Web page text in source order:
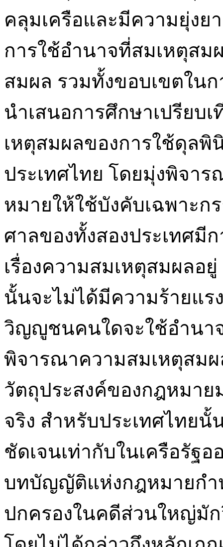
คลุมเครือและมีความยุ่งย
การใช้อำนาจที่สมเหตุสม
สมผล รวมทั้งขอบเขตใน
นำเสนอการศึกษาเปรียบ
เหตุสมผลของการใช้ดุลพิ
ประเทศไทย โดยมุ่งพิจา
หมายให้ใช้บังคับเฉพาะ
ศาลของทั้งสองประเทศมี
เรื่องความสมเหตุสมผลอ
นั้นจะไม่ได้มีความร้ายแ
วิญญูชนคนใดจะใช้อำนา
พิจารณาความสมเหตุสม
วัตถุประสงค์ของกฎหมา
จริง สำหรับประเทศไทย
ชัดเจนเท่ากับในเครือรัฐอ
บทบัญญัติแห่งกฎหมายกำ
ปกครองในคดีส่วนใหญ่มั